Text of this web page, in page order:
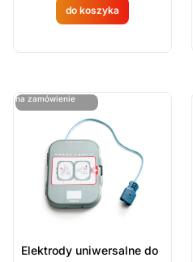
do koszyka
Produkt
na
zamówien
na zamówienie
ostatnie sztuki
Elektrody uniwersalne do